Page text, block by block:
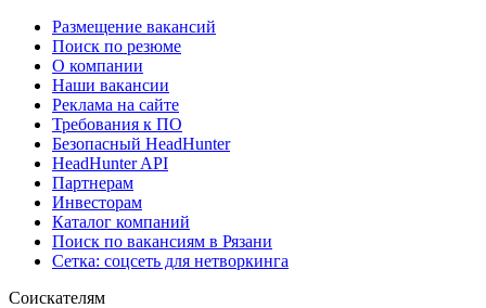
Размещение вакансий
Поиск по резюме
О компании
Наши вакансии
Реклама на сайте
Требования к ПО
Безопасный HeadHunter
HeadHunter API
Партнерам
Инвесторам
Каталог компаний
Поиск по вакансиям в Рязани
Сетка: соцсеть для нетворкинга
Соискателям